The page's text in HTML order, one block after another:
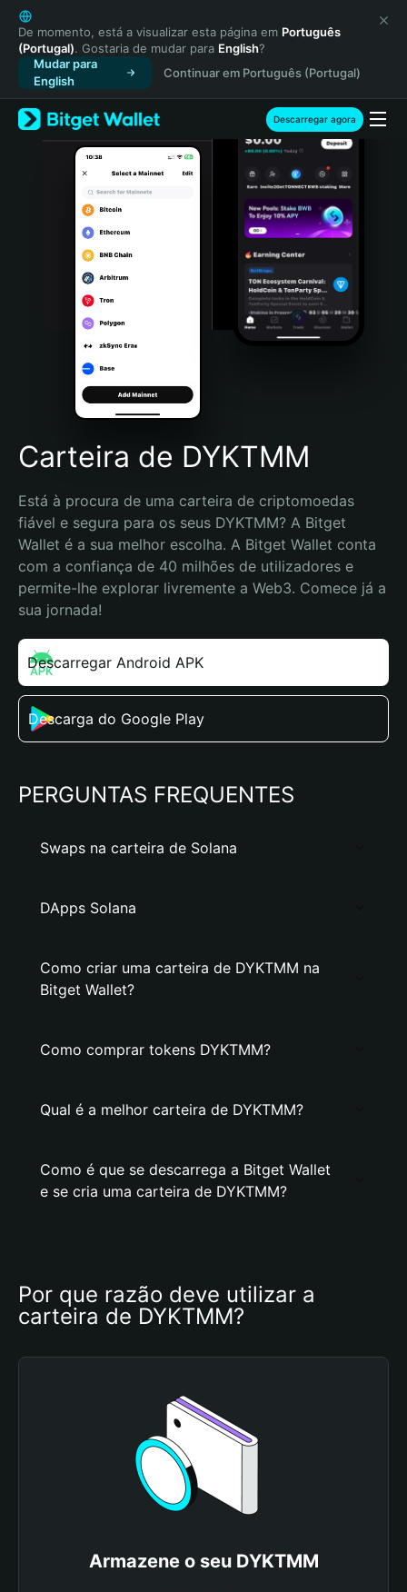
English
日本語
Tiếng Việt
Русский
Español (Latinoamérica)
Türkçe
Italiano
Português (Portugal)
Bahasa Indonesia
Português (Brasil)
Español (Argentina)
De momento, está a visualizar esta página em Português
(Portugal). Gostaria de mudar para English?
Mudar para
English
Continuar em Português (Portugal)
Descarregar agora
Carteira de DYKTMM
Está à procura de uma carteira de criptomoedas
fiável e segura para os seus DYKTMM? A Bitget
Wallet é a sua melhor escolha. A Bitget Wallet conta
com a confiança de 40 milhões de utilizadores e
permite-lhe explorar livremente a Web3. Comece já a
sua jornada!
Descarregar Android APK
Descarga do Google Play
PERGUNTAS FREQUENTES
Swaps na carteira de Solana
DApps Solana
Como criar uma carteira de DYKTMM na
Bitget Wallet?
Como comprar tokens DYKTMM?
Qual é a melhor carteira de DYKTMM?
Como é que se descarrega a Bitget Wallet
e se cria uma carteira de DYKTMM?
Por que razão deve utilizar a
carteira de DYKTMM?
Armazene o seu DYKTMM